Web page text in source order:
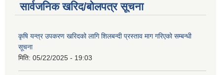
सार्वजनिक खरिद/बोलपत्र सूचना
कृषि यन्त्र उपकरण खरिदको लागि शिलबन्दी प्रस्ताव माग गरिएको सम्बन्धी
सूचना
मिति: 05/22/2025 - 19:03